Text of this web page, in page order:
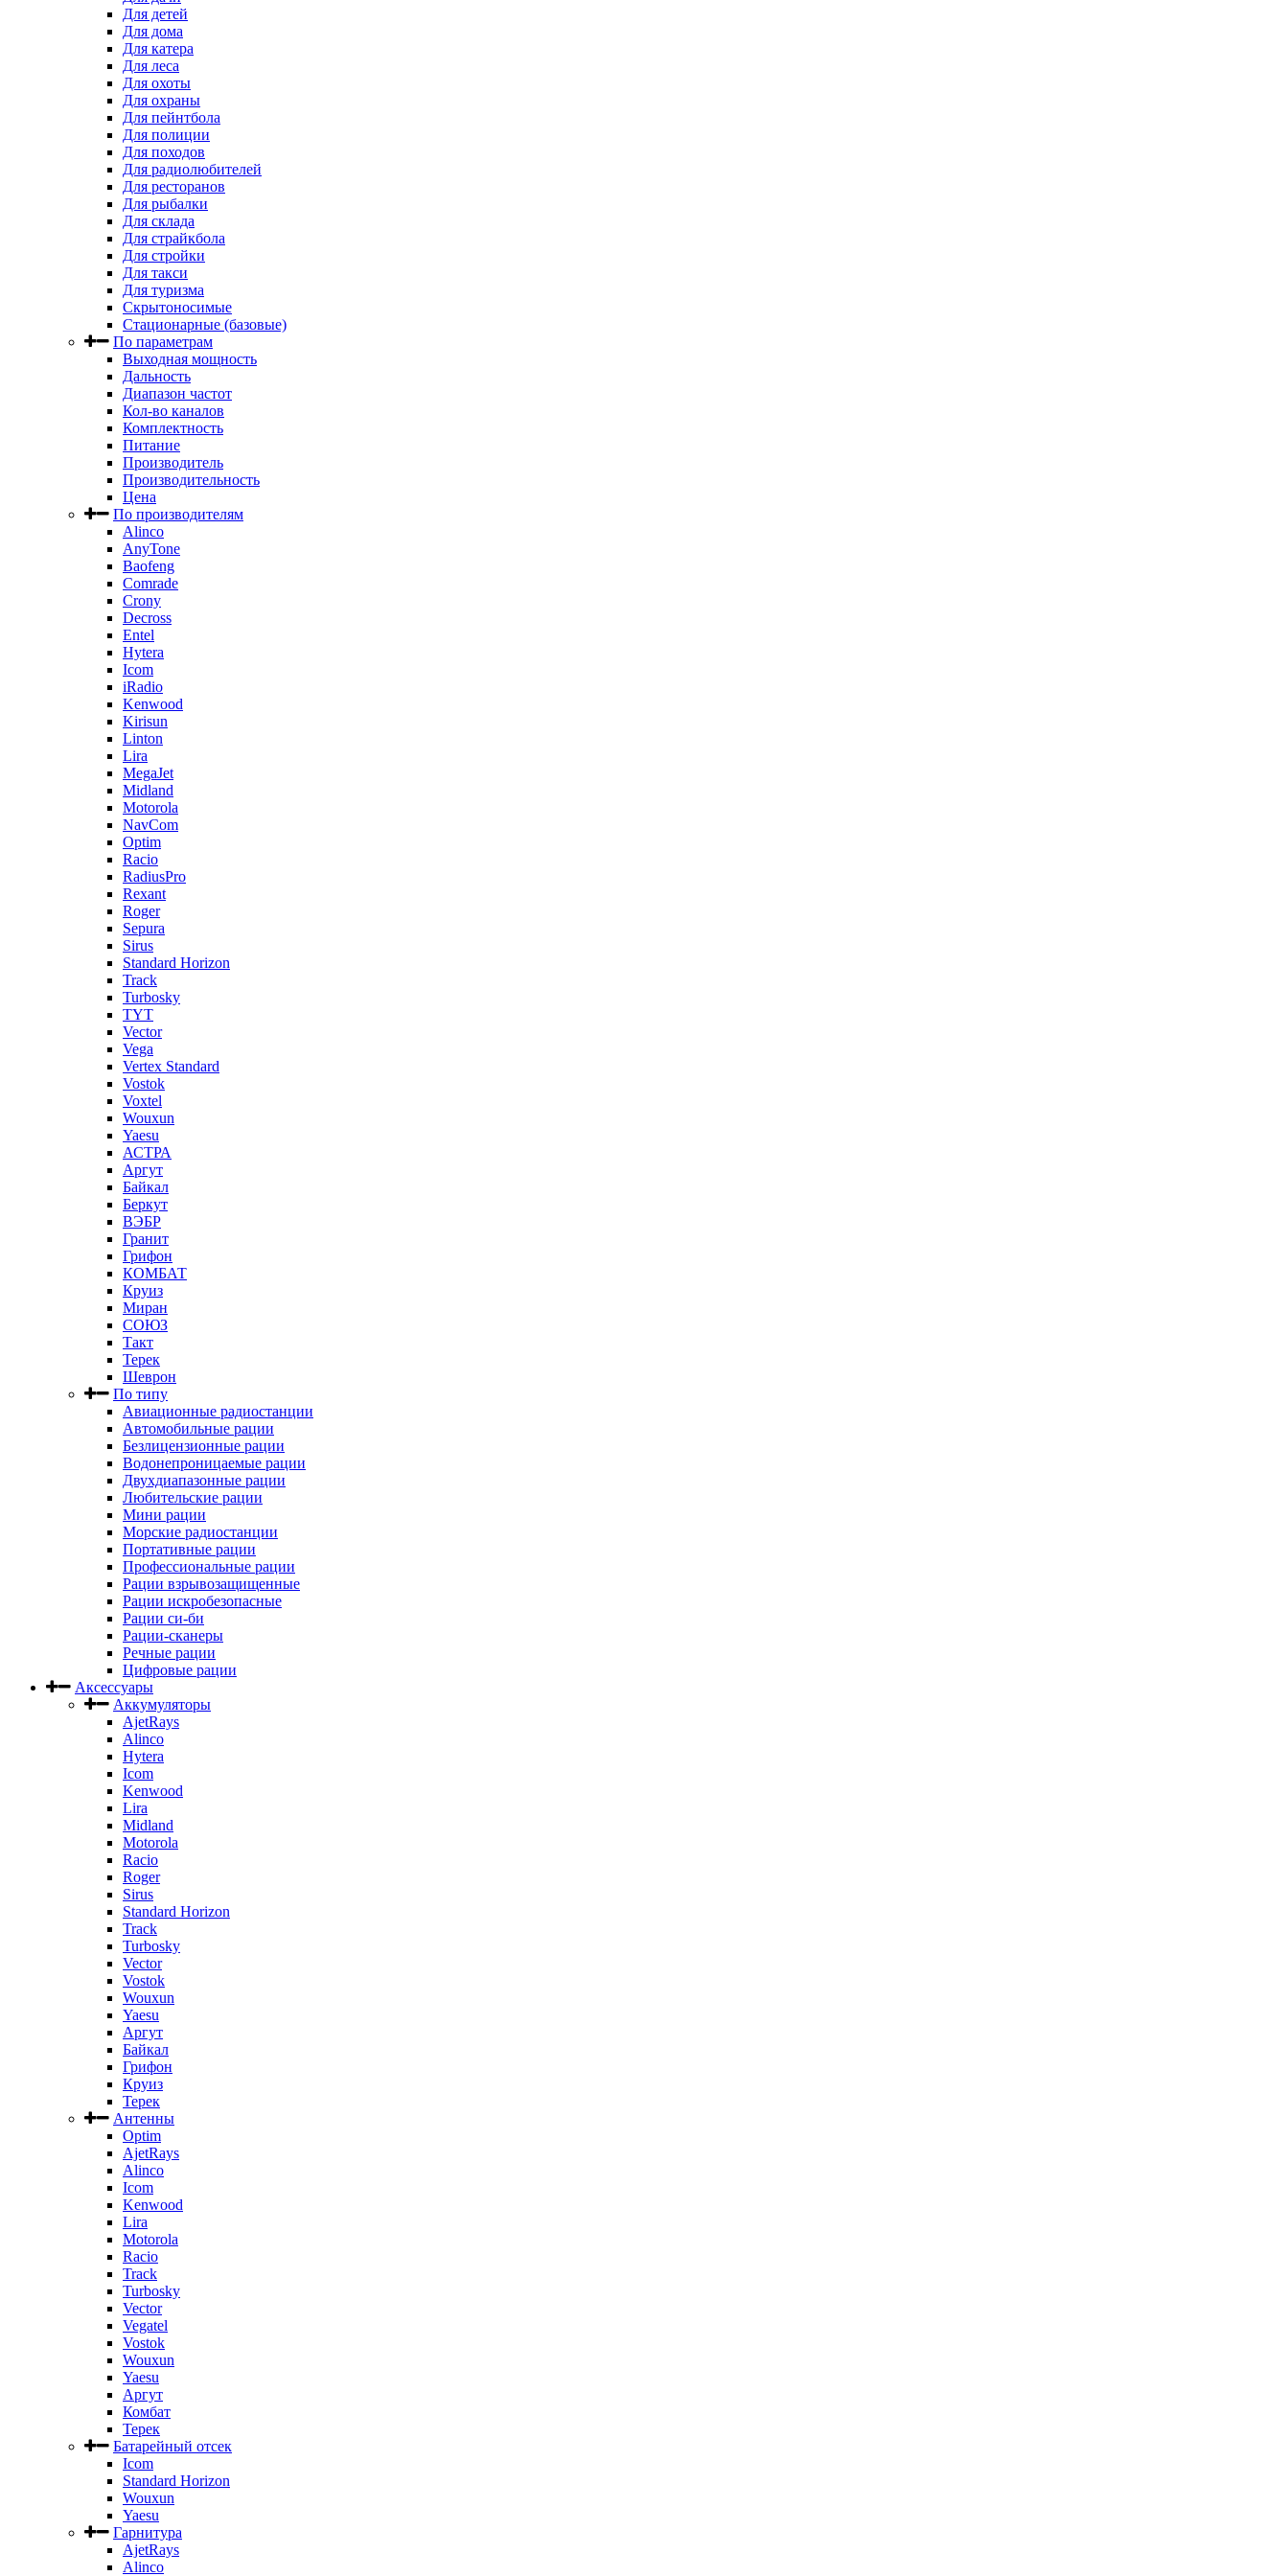
Для детей
Для дома
Для катера
Для леса
Для охоты
Для охраны
Для пейнтбола
Для полиции
Для походов
Для радиолюбителей
Для ресторанов
Для рыбалки
Для склада
Для страйкбола
Для стройки
Для такси
Для туризма
Скрытоносимые
Стационарные (базовые)
По параметрам
Выходная мощность
Дальность
Диапазон частот
Кол-во каналов
Комплектность
Питание
Производитель
Производительность
Цена
По производителям
Alinco
AnyTone
Baofeng
Comrade
Crony
Decross
Entel
Hytera
Icom
iRadio
Kenwood
Kirisun
Linton
Lira
MegaJet
Midland
Motorola
NavCom
Optim
Racio
RadiusPro
Rexant
Roger
Sepura
Sirus
Standard Horizon
Track
Turbosky
TYT
Vector
Vega
Vertex Standard
Vostok
Voxtel
Wouxun
Yaesu
АСТРА
Аргут
Байкал
Беркут
ВЭБР
Гранит
Грифон
КОМБАТ
Круиз
Миран
СОЮЗ
Такт
Терек
Шеврон
По типу
Авиационные радиостанции
Автомобильные рации
Безлицензионные рации
Водонепроницаемые рации
Двухдиапазонные рации
Любительские рации
Мини рации
Морские радиостанции
Портативные рации
Профессиональные рации
Рации взрывозащищенные
Рации искробезопасные
Рации си-би
Рации-сканеры
Речные рации
Цифровые рации
Аксессуары
Аккумуляторы
AjetRays
Alinco
Hytera
Icom
Kenwood
Lira
Midland
Motorola
Racio
Roger
Sirus
Standard Horizon
Track
Turbosky
Vector
Vostok
Wouxun
Yaesu
Аргут
Байкал
Грифон
Круиз
Терек
Антенны
Optim
AjetRays
Alinco
Icom
Kenwood
Lira
Motorola
Racio
Track
Turbosky
Vector
Vegatel
Vostok
Wouxun
Yaesu
Аргут
Комбат
Терек
Батарейный отсек
Icom
Standard Horizon
Wouxun
Yaesu
Гарнитура
AjetRays
Alinco